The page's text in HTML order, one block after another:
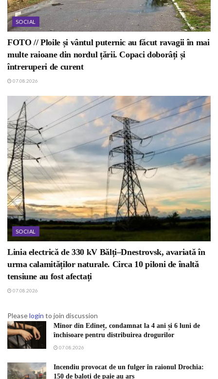
SOCIAL
FOTO // Ploile și vântul puternic au făcut ravagii în mai
multe raioane din nordul țării. Copaci doborâți și
întreruperi de curent
07.08.2026
SOCIAL
Linia electrică de 330 kV Bălți–Dnestrovsk, avariată în
urma calamităților naturale. Circa 10 piloni de înaltă
tensiune au fost afectați
07.08.2026
Pleaselogin to join discussion
Minor din Edineț, condamnat la 4 ani și 6 luni de
închisoare pentru distribuirea drogurilor
07.08.2026
Incendiu provocat de un fulger în raionul Drochia:
150 de baloți de paie au ars